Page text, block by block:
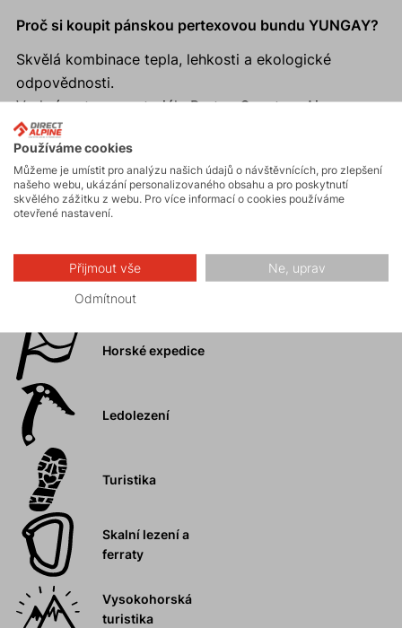
Proč si koupit pánskou pertexovou bundu YUNGAY?
Skvělá kombinace tepla, lehkosti a ekologické
odpovědnosti.
Vrchní vrstva z materiálu Pertex Quantum Air.
Anatomicky tvarovaná kapuce s regulací obvodu.
Dvě hlavní zipové kapsy a zipová hrudní kapsa.
Příjemné elastické manžety na koncích rukávů.
Prodloužený zadní díl.
Aktivity
Horské expedice
Ledolezení
Turistika
Skalní lezení a
ferraty
Vysokohorská
turistika
Používáme cookies
Můžeme je umístit pro analýzu našich údajů o návštěvnících, pro zlepšení
našeho webu, ukázání personalizovaného obsahu a pro poskytnutí
skvělého zážitku z webu. Pro více informací o cookies používáme
otevřené nastavení.
Přijmout vše Ne, uprav
Odmítnout